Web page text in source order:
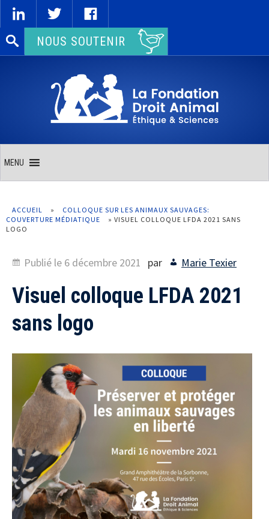
Rechercher :NOUS SOUTENIR
MENU
ACCUEIL »
COLLOQUE SUR LES ANIMAUX SAUVAGES:
COUVERTURE MÉDIATIQUE
» VISUEL COLLOQUE LFDA 2021 SANS
LOGO
Publié le 6 décembre 2021 par Marie Texier
Visuel colloque LFDA 2021
sans logo